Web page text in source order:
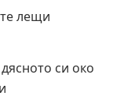
лещи
си око